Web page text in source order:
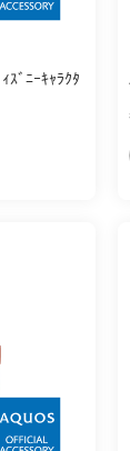
ｽﾞﾆｰｷｬﾗｸﾀ